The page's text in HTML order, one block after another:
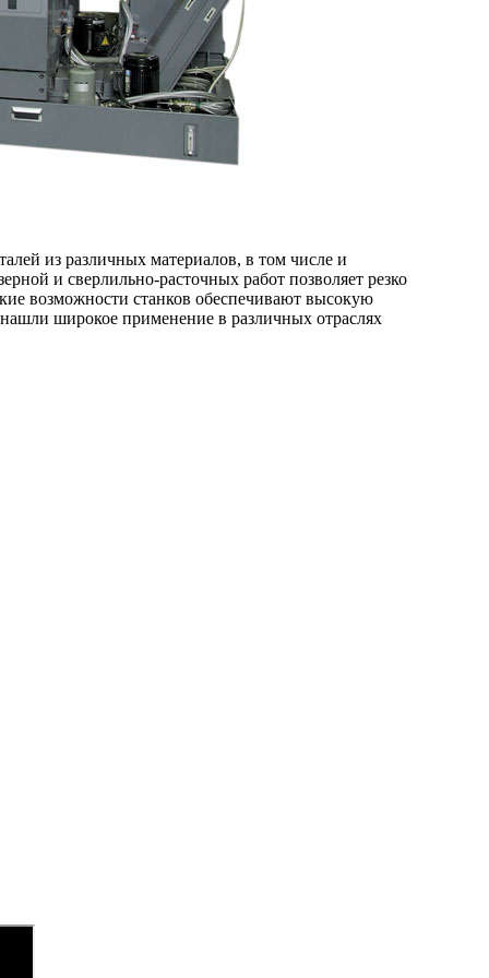
из различных материалов, в том числе и
и сверлильно-расточных работ позволяет резко
возможности станков обеспечивают высокую
широкое применение в различных отраслях